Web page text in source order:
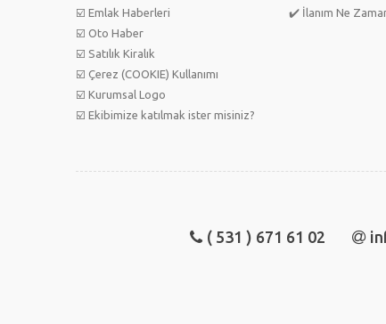
☑️ Emlak Haberleri
☑️ Oto Haber
☑️ Satılık Kiralık
☑️ Çerez (COOKIE) Kullanımı
☑️ Kurumsal Logo
☑️ Ekibimize katılmak ister misiniz?
✔️ İlanım Ne Zaman
( 531 ) 671 61 02